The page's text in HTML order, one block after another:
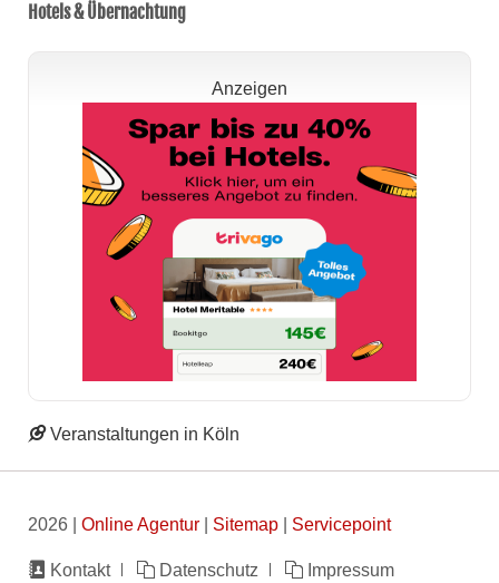
Hotels & Übernachtung
Anzeigen
Veranstaltungen in Köln
2026 | Online Agentur| Sitemap| Servicepoint
Navigation
Kontakt Datenschutz Impressum